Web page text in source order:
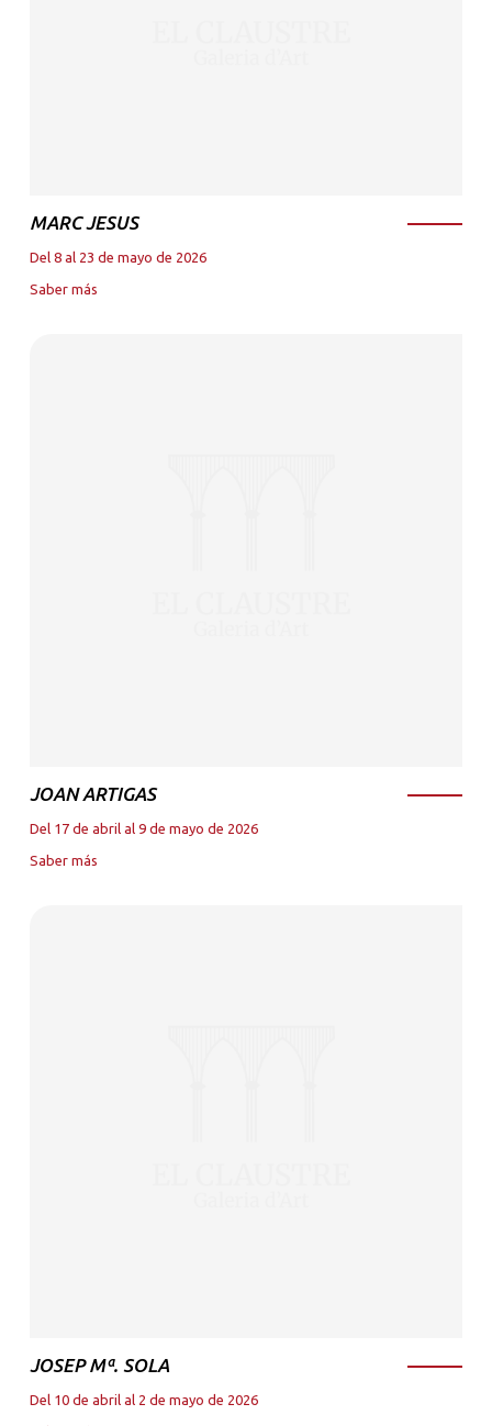
MARC JESUS
Del 8 al 23 de mayo de 2026
Saber más
JOAN ARTIGAS
Del 17 de abril al 9 de mayo de 2026
Saber más
JOSEP Mª. SOLA
Del 10 de abril al 2 de mayo de 2026